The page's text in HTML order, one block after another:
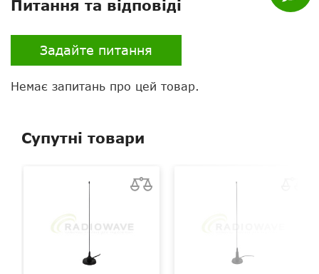
Екран є
Клавіатура є
Тангента звичайна
Питання та відповіді
Задайте питання
Немає запитань про цей товар.
Супутні товари